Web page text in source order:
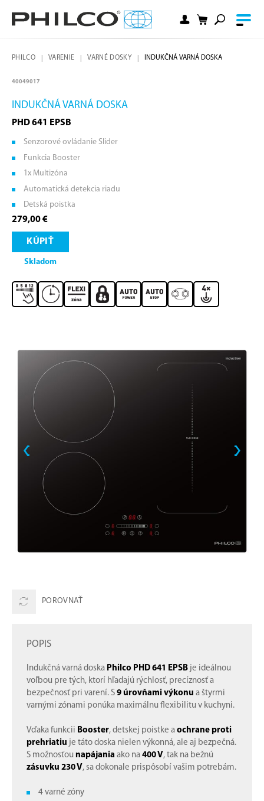
PHILCO VARENIE VARNÉ DOSKY INDUKČNÁ VARNÁ DOSKA
40049017
INDUKČNÁ VARNÁ DOSKA
PHD 641 EPSB
Senzorové ovládanie Slider
Funkcia Booster
1x Multizóna
Automatická detekcia riadu
Detská poistka
279,00 €
KÚPIŤ
Skladom
POROVNAŤ
POPIS
Indukčná varná doska Philco PHD 641 EPSB je ideálnou
voľbou pre tých, ktorí hľadajú rýchlosť, precíznosť a
bezpečnosť pri varení. S 9 úrovňami výkonu a štyrmi
varnými zónami ponúka maximálnu flexibilitu v kuchyni.
Vďaka funkcii Booster, detskej poistke a ochrane proti
prehriatiu je táto doska nielen výkonná, ale aj bezpečná.
S možnosťou napájania ako na 400 V, tak na bežnú
zásuvku 230 V, sa dokonale prispôsobí vašim potrebám.
4 varné zóny